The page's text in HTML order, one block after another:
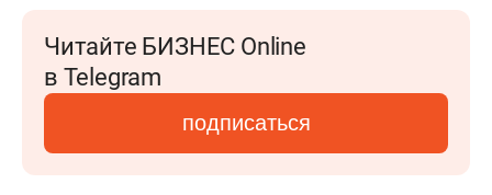
Читайте БИЗНЕС Online
в Telegram
подписаться